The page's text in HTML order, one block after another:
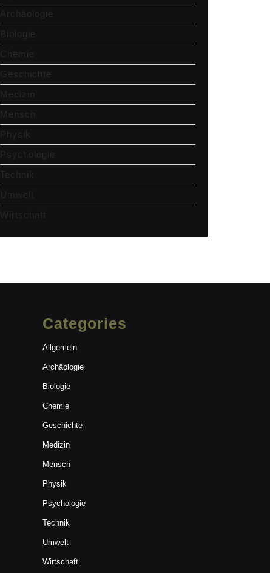
Archäologie
Biologie
Chemie
Geschichte
Medizin
Mensch
Physik
Psychologie
Technik
Umwelt
Wirtschaft
Categories
Allgemein
Archäologie
Biologie
Chemie
Geschichte
Medizin
Mensch
Physik
Psychologie
Technik
Umwelt
Wirtschaft